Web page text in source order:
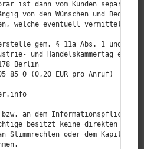
ist dann vom Kunden separat
von den Wünschen und
welche eventuell vermittelt
gem. § 11a Abs. 1 und §
und Handelskammertag e.V.
Berlin
85 0 (0,20 EUR pro Anruf)
an dem
besitzt keine direkten oder
Stimmrechten oder dem Kapital